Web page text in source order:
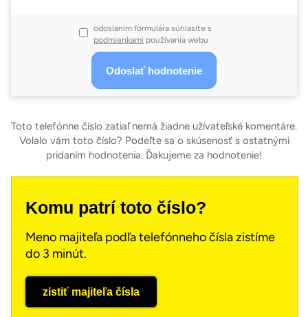
odoslaním formulára súhlasíte s
podmienkami používania webu
Toto telefónne číslo zatiaľ nemá žiadne užívateľské komentáre.
Volalo vám toto číslo? Podeľte sa o skúsenosť s ostatnými
pridaním hodnotenia. Ďakujeme za hodnotenie!
Komu patrí toto číslo?
Meno majiteľa podľa telefónneho čísla zistíme
do 3 minút.
zistiť majiteľa čísla